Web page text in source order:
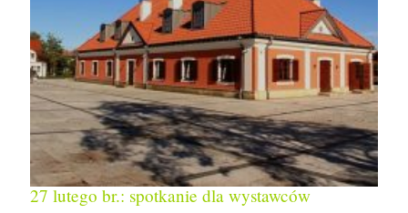
27 lutego br.: spotkanie dla wystawców